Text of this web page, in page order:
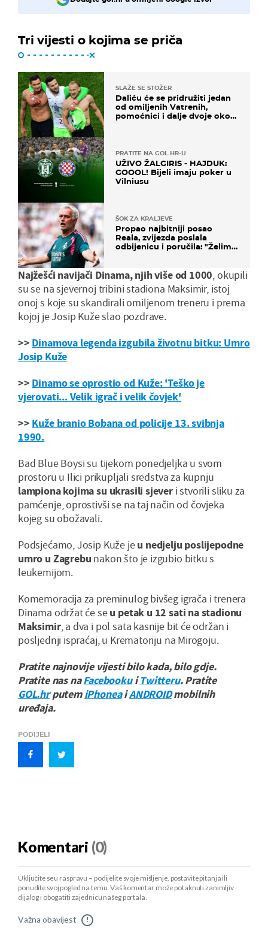
Tri vijesti o kojima se priča
SLAŽE SE STOŽER
Daliću će se pridružiti jedan
od omiljenih Vatrenih,
pomoćnici i dalje dvoje oko
PRATITE NA GOL.HR-U
UŽIVO ŽALGIRIS - HAJDUK:
GOOOL! Bijeli imaju poker u
Vilniusu
ŠOK ZA KRALJEVE
Propao najbitniji posao
Reala, zvijezda poslala
odbijenicu i poručila: "Želim
Najžešći navijači Dinama, njih više od 1000, okupili
su se na sjevernoj tribini stadiona Maksimir, istoj
onoj s koje su skandirali omiljenom treneru i prema
kojoj je Josip Kuže slao pozdrave.
>> Dinamova legenda izgubila životnu bitku: Umro
Josip Kuže
>> Dinamo se oprostio od Kuže: 'Teško je
vjerovati... Velik igrač i velik čovjek'
>> Kuže branio Bobana od policije 13. svibnja
1990.
Bad Blue Boysi su tijekom ponedjeljka u svom
prostoru u Ilici prikupljali sredstva za kupnju
lampiona kojima su ukrasili sjever i stvorili sliku za
pamćenje, oprostivši se na taj način od čovjeka
kojeg su obožavali.
Podsjećamo, Josip Kuže jeu nedjelju poslijepodne
umro u Zagrebu nakon što je izgubio bitku s
leukemijom.
Komemoracija za preminulog bivšeg igrača i trenera
Dinama održat će seu petak u 12 sati na stadionu
Maksimir, a dva i pol sata kasnije bit će održan i
posljednji ispraćaj, u Krematoriju na Mirogoju.
Pratite najnovije vijesti bilo kada, bilo gdje.
Pratite nas naFacebookuiTwitteru. Pratite
GOL.hrputemiPhoneaiANDROIDmobilnih
uređaja.
PODIJELI
Komentari (0)
Uključite se u raspravu – podijelite svoje mišljenje, postavite pitanja ili
ponudite svoj pogled na temu. Vaš komentar može potaknuti zanimljiv
dijalog i obogatiti zajednicu našeg portala.
Važna obavijest !